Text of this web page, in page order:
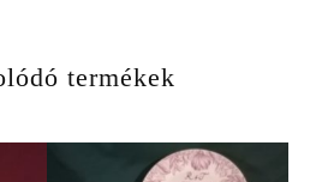
termékek